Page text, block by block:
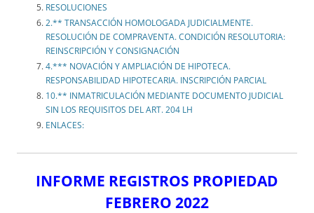
RESOLUCIONES
2.** TRANSACCIÓN HOMOLOGADA JUDICIALMENTE.
RESOLUCIÓN DE COMPRAVENTA. CONDICIÓN RESOLUTORIA:
REINSCRIPCIÓN Y CONSIGNACIÓN
4.*** NOVACIÓN Y AMPLIACIÓN DE HIPOTECA.
RESPONSABILIDAD HIPOTECARIA. INSCRIPCIÓN PARCIAL
10.** INMATRICULACIÓN MEDIANTE DOCUMENTO JUDICIAL
SIN LOS REQUISITOS DEL ART. 204 LH
ENLACES:
INFORME REGISTROS PROPIEDAD
FEBRERO 2022